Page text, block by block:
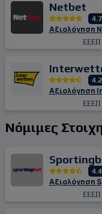
Netbet
4.7
Αξιολόγηση
ΕΕΕΠ
4.2
Αξιολόγηση
ΕΕΕΠ
Νόμιμες
4.4
Αξιολόγηση
ΕΕΕΠ